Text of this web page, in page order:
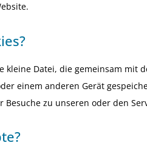
kleine Datei, die gemeinsam mit
einem anderen Gerät
Besuche zu unseren oder den